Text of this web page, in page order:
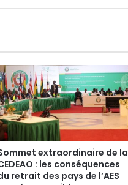
extraordinaire de la
: les conséquences
retrait des pays de l’AES